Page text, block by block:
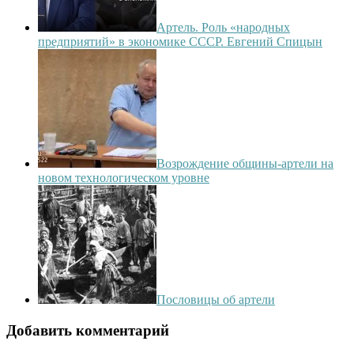
Артель. Роль «народных
предприятий» в экономике СССР. Евгений Спицын
Возрождение общины-артели на
новом технологическом уровне
Пословицы об артели
Добавить комментарий